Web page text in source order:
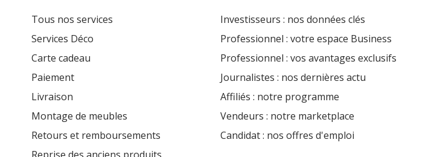
Tous nos services
Services Déco
Carte cadeau
Paiement
Livraison
Montage de meubles
Retours et remboursements
Investisseurs : nos données clés
Professionnel : votre espace Business
Professionnel : vos avantages exclusifs
Journalistes : nos dernières actu
Affiliés : notre programme
Vendeurs : notre marketplace
Candidat : nos offres d'emploi